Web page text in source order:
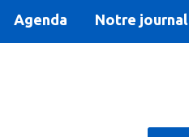
Agenda Notre journal